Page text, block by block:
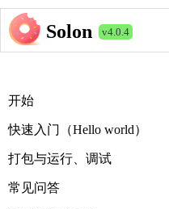
Solon v4.0.4
开始
快速入门（Hello world）
打包与运行、调试
常见问答